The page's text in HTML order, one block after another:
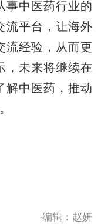
事中医药行业的
流平台，让海外
流经验，从而更
，未来将继续在
解中医药，推动
编辑：赵妍